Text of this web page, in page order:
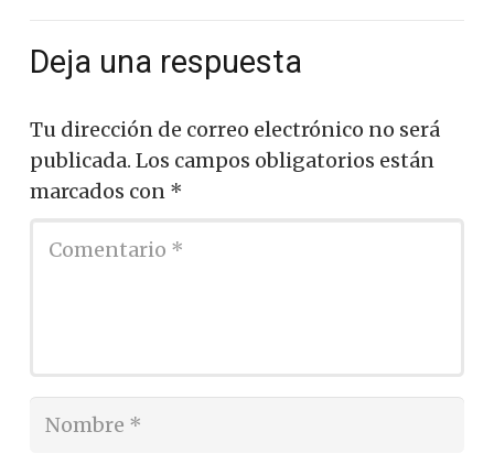
Deja una respuesta
Tu dirección de correo electrónico no será
publicada. Los campos obligatorios están
marcados con *